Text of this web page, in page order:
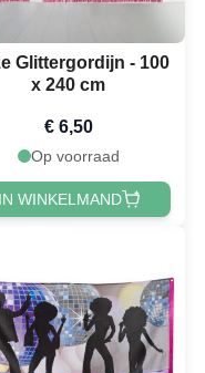
Glittergordijn - 100
x 240 cm
€ 6,50
Op voorraad
IN WINKELMAND